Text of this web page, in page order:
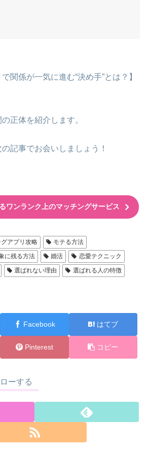
関係が一気に進む“決め手”とは？】
正体を紹介します。
記事でお会いしましょう！
ワンランク上のマッチングサービス
アプリ攻略
モテる方法
に残る方法 婚活
恋愛テクニック
選ばれない理由 選ばれる人の特徴
Facebook はてブ
Pinterest コピー
ーする